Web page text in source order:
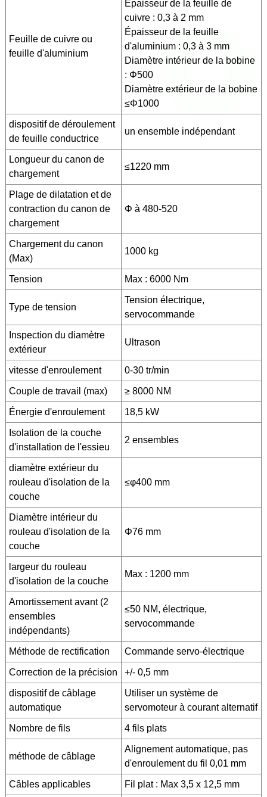
Feuille de cuivre ou
feuille d'aluminium
Épaisseur de la feuille de
cuivre : 0,3 à 2 mm
Épaisseur de la feuille
d'aluminium : 0,3 à 3 mm
Diamètre intérieur de la bobine
: Φ500
Diamètre extérieur de la bobine
≤Φ1000
dispositif de déroulement
de feuille conductrice
un ensemble indépendant
Longueur du canon de
chargement
≤1220 mm
Plage de dilatation et de
contraction du canon de
chargement
Φ à 480-520
Chargement du canon
(Max)
1000 kg
Tension Max : 6000 Nm
Type de tension
Tension électrique,
servocommande
Inspection du diamètre
extérieur
Ultrason
vitesse d'enroulement 0-30 tr/min
Couple de travail (max) ≥ 8000 NM
Énergie d'enroulement 18,5 kW
Isolation de la couche
d'installation de l'essieu
2 ensembles
diamètre extérieur du
rouleau d'isolation de la
couche
≤φ400 mm
Diamètre intérieur du
rouleau d'isolation de la
couche
Φ76 mm
largeur du rouleau
d'isolation de la couche
Max : 1200 mm
Amortissement avant (2
ensembles
indépendants)
≤50 NM, électrique,
servocommande
Méthode de rectification Commande servo-électrique
Correction de la précision +/- 0,5 mm
dispositif de câblage
automatique
Utiliser un système de
servomoteur à courant alternatif
Nombre de fils 4 fils plats
méthode de câblage
Alignement automatique, pas
d'enroulement du fil 0,01 mm
Câbles applicables Fil plat : Max 3,5 x 12,5 mm